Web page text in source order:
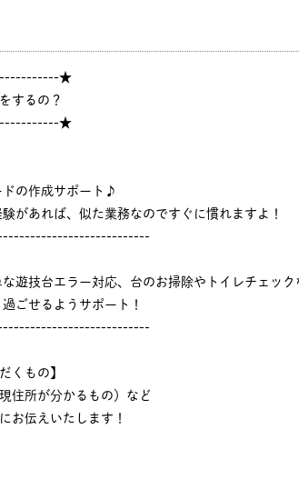
★
するの？
★
の作成サポート♪
があれば、似た業務なのですぐに慣れますよ！
遊技台エラー対応、台のお掃除やトイレチェック
ごせるようサポート！
くもの】
住所が分かるもの）など
お伝えいたします！